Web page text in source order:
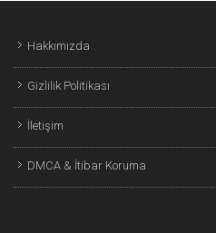
Hakkımızda
Gizlilik Politikası
İletişim
DMCA & İtibar Koruma